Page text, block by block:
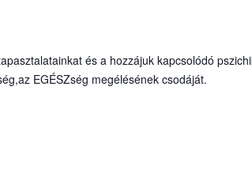
és a hozzájuk kapcsolódó
EGÉSZség megélésének csodáját.